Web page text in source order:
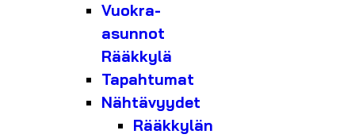
Vuokra-
asunnot
Rääkkylä
Tapahtumat
Nähtävyydet
Rääkkylän